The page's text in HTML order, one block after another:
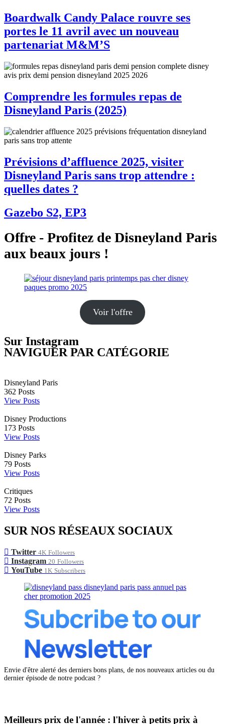
Boardwalk Candy Palace rouvre ses
portes le 11 avril avec un nouveau
partenariat M&M’S
Comprendre les formules repas de
Disneyland Paris (2025)
Prévisions d’affluence 2025, visiter
Disneyland Paris sans trop attendre :
quelles dates ?
Gazebo S2, EP3
Offre - Profitez de Disneyland Paris
aux beaux jours !
Voir l'offre
Sur Instagram
NAVIGUER PAR CATÉGORIE
Disneyland Paris
362 Posts
View Posts
Disney Productions
173 Posts
View Posts
Disney Parks
79 Posts
View Posts
Critiques
72 Posts
View Posts
SUR NOS RÉSEAUX SOCIAUX
Twitter 4K Followers
Instagram 20 Followers
YouTube 1K Subscribers
Envie d'être alerté des derniers bons plans, de nos nouveaux articles ou du
dernier épisode de notre podcast ?
Meilleurs prix de l'année : l'hiver à petits prix à